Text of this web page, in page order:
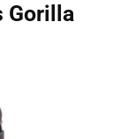
Gorilla